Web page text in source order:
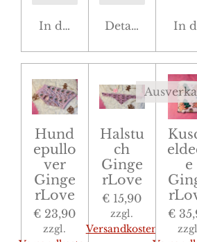
In den WarenkorbDetails anzeigen
In
Hund
epullo
ver
Ginge
rLove
€ 23,90
zzgl.
Halstu
ch
Ginge
rLove
€ 15,90
zzgl.
Versandkosten
e
€